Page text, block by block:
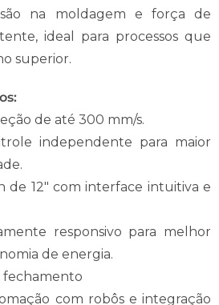
na moldagem e força de
ideal para processos que
superior.
de até 300 mm/s.
independente para maior
de 12″ com interface intuitiva e
responsivo para melhor
de energia.
fechamento
com robôs e integração